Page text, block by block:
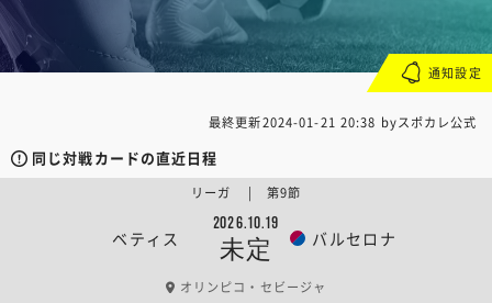
最終更新2024-01-21 20:38 byスポカレ公式
同じ対戦カードの直近日程
ベティス
2026.10.19
未定 バルセロナ
リーガ | 第9節
オリンピコ・セビージャ
通知設定